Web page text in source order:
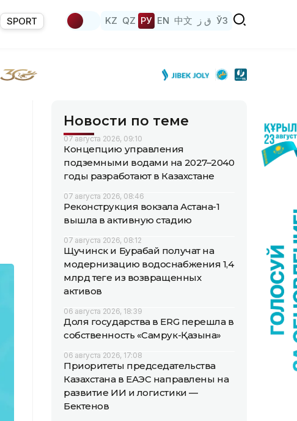
SPORT KZ QZ РУ EN 中文 ق ز ЎЗ
Новости по теме
07 августа 2026, 09:10
Концепцию управления
подземными водами на 2027–2040
годы разработают в Казахстане
07 августа 2026, 08:46
Реконструкция вокзала Астана-1
вышла в активную стадию
07 августа 2026, 08:12
Щучинск и Бурабай получат на
модернизацию водоснабжения 1,4
млрд теңге из возвращенных
активов
06 августа 2026, 18:39
Доля государства в ERG перешла в
собственность «Самрук-Қазына»
06 августа 2026, 17:08
Приоритеты председательства
Казахстана в ЕАЭС направлены на
развитие ИИ и логистики —
Бектенов